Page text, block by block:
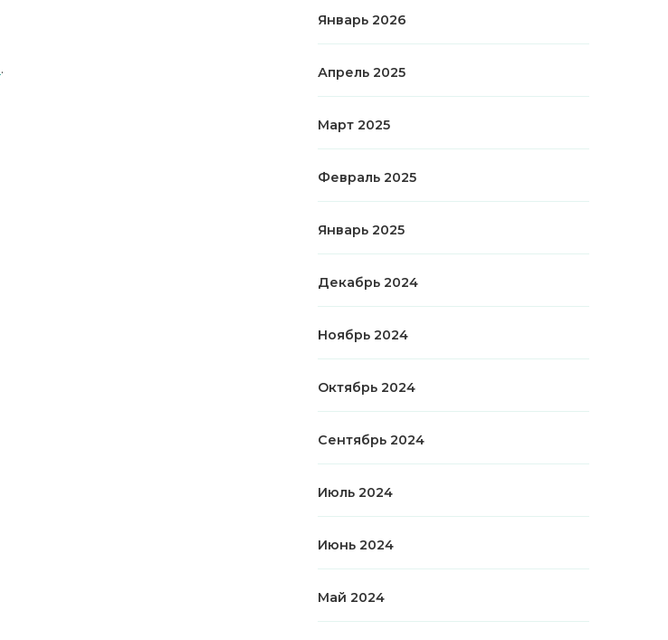
.
Январь 2026
Апрель 2025
Март 2025
Февраль 2025
Январь 2025
Декабрь 2024
Ноябрь 2024
Октябрь 2024
Сентябрь 2024
Июль 2024
Июнь 2024
Май 2024